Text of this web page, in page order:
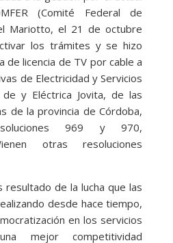
(Comité Federal de
Mariotto, el 21 de octubre
los trámites y se hizo
de licencia de TV por cable a
de Electricidad y Servicios
y Eléctrica Jovita, de las
de la provincia de Córdoba,
969 y 970,
otras resoluciones
de la lucha que las
desde hace tiempo,
en los servicios
mejor competitividad